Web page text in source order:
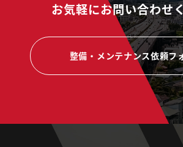
お気軽にお問い合わせ
整備・メンテナンス依頼フ